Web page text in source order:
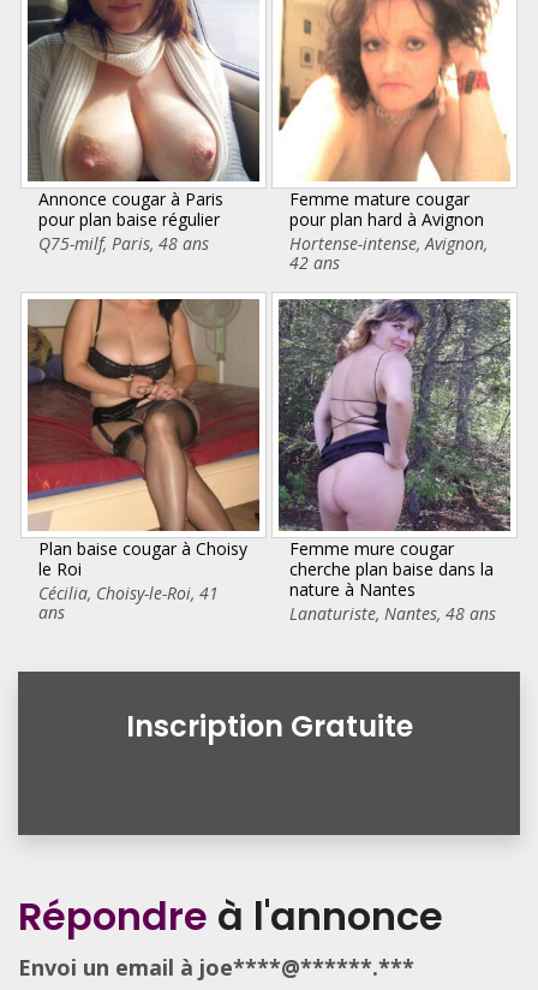
Annonce cougar à Paris
pour plan baise régulier
Q75-milf,Paris,48 ans
Femme mature cougar
pour plan hard à Avignon
Hortense-intense,Avignon,
42 ans
Plan baise cougar à Choisy
le Roi
Cécilia, Choisy-le-Roi,41
ans
Femme mure cougar
cherche plan baise dans la
nature à Nantes
Lanaturiste, Nantes,48 ans
Inscription Gratuite
Répondre à l'annonce
Envoi un email à joe****@******.***